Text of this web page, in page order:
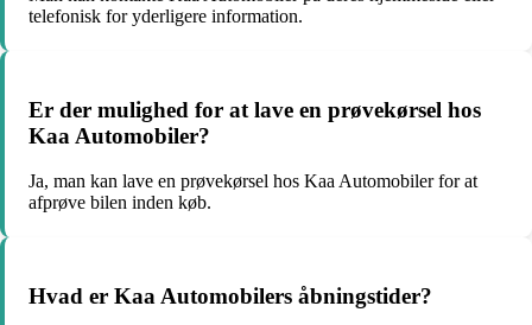
telefonisk for yderligere information.
Er der mulighed for at lave en prøvekørsel hos
Kaa Automobiler?
Ja, man kan lave en prøvekørsel hos Kaa Automobiler for at
afprøve bilen inden køb.
Hvad er Kaa Automobilers åbningstider?